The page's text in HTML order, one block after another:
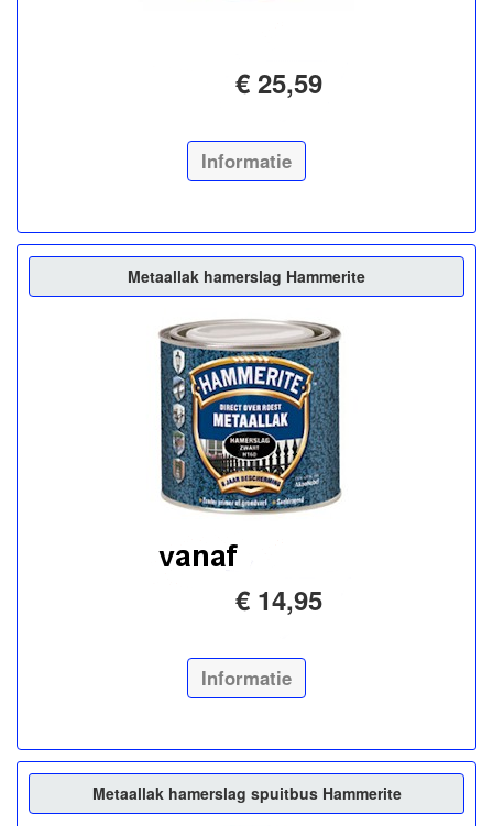
€ 25,59
Informatie
Metaallak hamerslag Hammerite
€ 14,95
Informatie
Metaallak hamerslag spuitbus Hammerite